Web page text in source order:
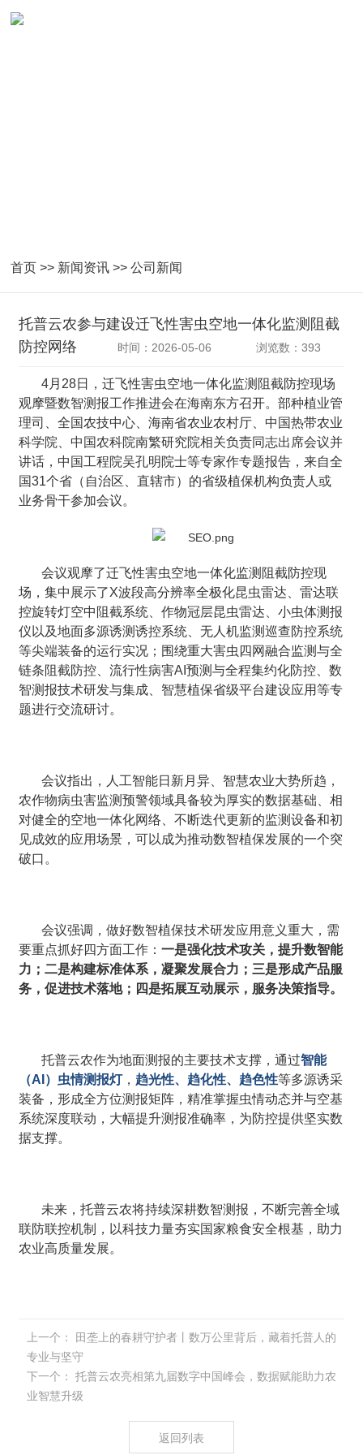
首页 >> 新闻资讯 >>公司新闻
托普云农参与建设迁飞性害虫空地一体化监测阻截
防控网络
时间：2026-05-06 浏览数：393
4月28日，迁飞性害虫空地一体化监测阻截防控现场
观摩暨数智测报工作推进会在海南东方召开。部种植业管
理司、全国农技中心、海南省农业农村厅、中国热带农业
科学院、中国农科院南繁研究院相关负责同志出席会议并
讲话，中国工程院吴孔明院士等专家作专题报告，来自全
国31个省（自治区、直辖市）的省级植保机构负责人或
业务骨干参加会议。
会议观摩了迁飞性害虫空地一体化监测阻截防控现
场，集中展示了X波段高分辨率全极化昆虫雷达、雷达联
控旋转灯空中阻截系统、作物冠层昆虫雷达、小虫体测报
仪以及地面多源诱测诱控系统、无人机监测巡查防控系统
等尖端装备的运行实况；围绕重大害虫四网融合监测与全
链条阻截防控、流行性病害AI预测与全程集约化防控、数
智测报技术研发与集成、智慧植保省级平台建设应用等专
题进行交流研讨。
会议指出，人工智能日新月异、智慧农业大势所趋，
农作物病虫害监测预警领域具备较为厚实的数据基础、相
对健全的空地一体化网络、不断迭代更新的监测设备和初
见成效的应用场景，可以成为推动数智植保发展的一个突
破口。
会议强调，做好数智植保技术研发应用意义重大，需
要重点抓好四方面工作：一是强化技术攻关，提升数智能
力；二是构建标准体系，凝聚发展合力；三是形成产品服
务，促进技术落地；四是拓展互动展示，服务决策指导。
托普云农作为地面测报的主要技术支撑，通过智能
（AI）虫情测报灯， 趋光性、趋化性、趋色性等多源诱采
装备，形成全方位测报矩阵，精准掌握虫情动态并与空基
系统深度联动，大幅提升测报准确率，为防控提供坚实数
据支撑。
未来，托普云农将持续深耕数智测报，不断完善全域
联防联控机制，以科技力量夯实国家粮食安全根基，助力
农业高质量发展。
上一个：
田垄上的春耕守护者丨数万公里背后，藏着托普人的
专业与坚守
下一个：
托普云农亮相第九届数字中国峰会，数据赋能助力农
业智慧升级
返回列表